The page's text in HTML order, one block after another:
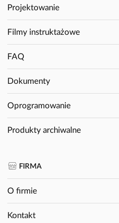
Projektowanie
Filmy instruktażowe
FAQ
Dokumenty
Oprogramowanie
Produkty archiwalne
FIRMA
O firmie
Kontakt